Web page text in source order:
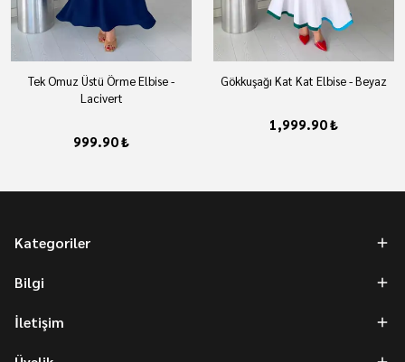
Tek Omuz Üstü Örme Elbise -
Lacivert
999.90 ₺
Gökkuşağı Kat Kat Elbise - Beyaz
1,999.90 ₺
Kategoriler
Bilgi
İletişim